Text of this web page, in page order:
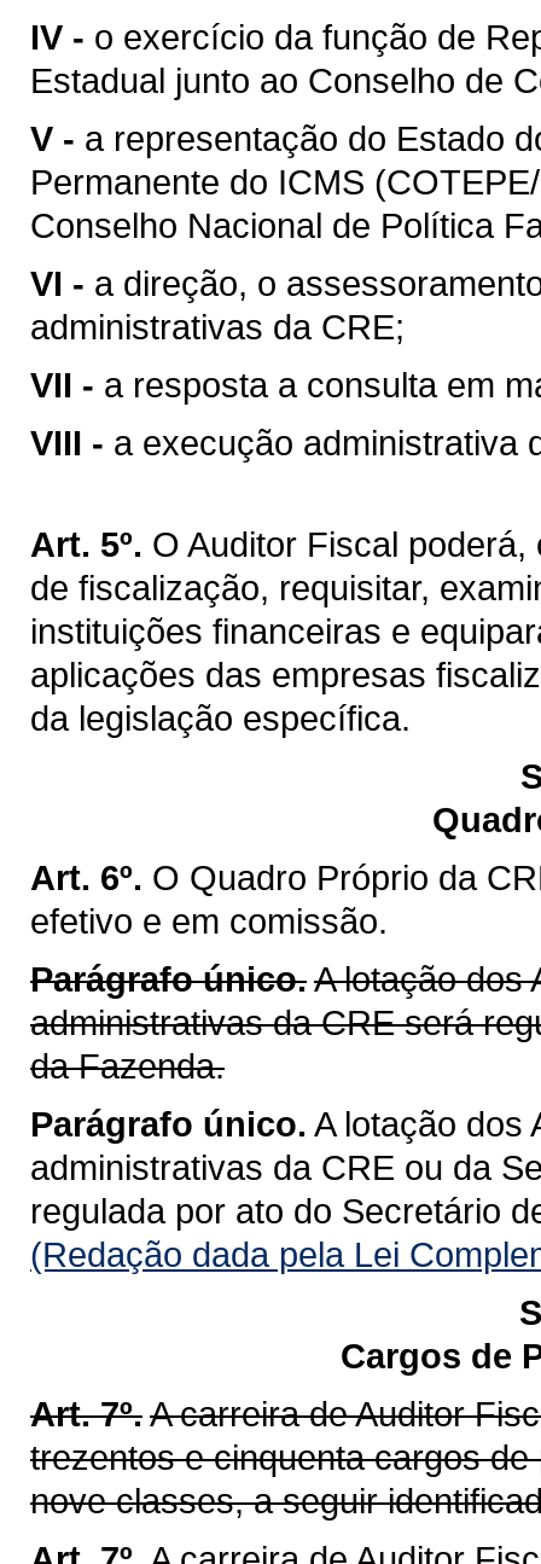
IV - o exercício da função de
Estadual junto ao Conselho de
V - a representação do Estado
Permanente do ICMS
Conselho Nacional de Política
VI - a direção, o
administrativas da CRE;
VII - a resposta a consulta em
VIII - a execução administrativa
Art. 5º. O Auditor Fiscal
de fiscalização, requisitar,
instituições financeiras e
aplicações das empresas
da legislação específica.
Art. 6º. O Quadro Próprio da
efetivo e em comissão.
Parágrafo único.A lotação dos
administrativas da CRE será
da Fazenda.
Parágrafo único. A lotação dos
administrativas da CRE ou da
regulada por ato do Secretário
(Redação dada pela Lei
Cargos de
Art. 7º.A carreira de Auditor
trezentos e cinquenta cargos
nove classes, a seguir